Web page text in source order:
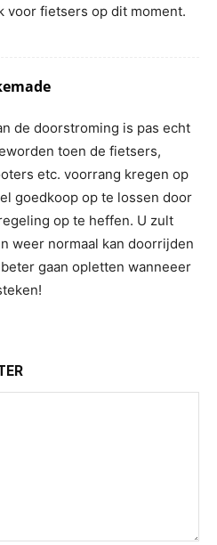
voor fietsers op dit moment.
de doorstroming is pas echt
toen de fietsers,
etc. voorrang kregen op
goedkoop op te lossen door
op te heffen. U zult
weer normaal kan doorrijden
gaan opletten wanneeer